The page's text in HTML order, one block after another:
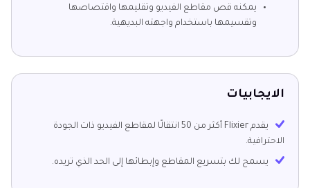
يمكنه قص مقاطع الفيديو وتقليمها واقتصاصها
وتقسيمها باستخدام واجهته البديهية.
الايجابيات
يقدم Flixier أكثر من 50 انتقالًا لمقاطع الفيديو ذات الجودة
الاحترافية.
يسمح لك بتسريع المقاطع وإبطائها إلى الحد الذي تريده.